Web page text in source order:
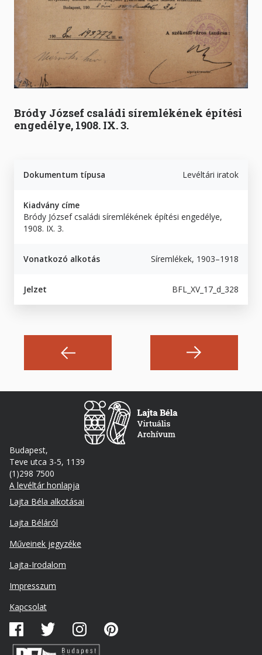
Bródy József családi síremlékének építési
engedélye, 1908. IX. 3.
Dokumentum típusa Levéltári iratok
Kiadvány címe
Bródy József családi síremlékének építési engedélye,
1908. IX. 3.
Vonatkozó alkotás Síremlékek, 1903–1918
Jelzet BFL_XV_17_d_328
Budapest,
Teve utca 3-5, 1139
(1)298 7500
A levéltár honlapja
Footer
Lajta Béla alkotásai
Lajta Béláról
Műveinek jegyzéke
Lajta-Irodalom
Lábléc
másodlagos
Impresszum
Kapcsolat
Közösségi
média